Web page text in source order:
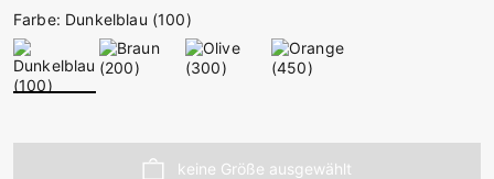
Farbe: Dunkelblau (100)